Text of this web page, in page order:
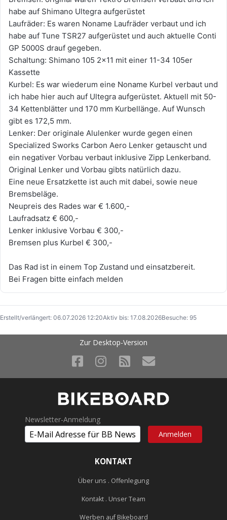
habe auf Shimano Ultegra aufgerüstet
Laufräder: Es waren Noname Laufräder verbaut und ich
habe auf Tune TSR27 aufgerüstet und auch aktuelle Conti
GP 5000S drauf gegeben.
Schaltung: Shimano 105 2x11 mit einer 11-34 105er
Kassette
Kurbel: Es war wiederum eine Noname Kurbel verbaut und
ich habe hier auch auf Ultegra aufgerüstet. Aktuell mit 50-
34 Kettenblätter und 170 mm Kurbellänge. Auf Wunsch
gibt es 172,5 mm.
Lenker: Der originale Alulenker wurde gegen einen
Specialized Sworks Carbon Aero Lenker getauscht und
ein negativer Vorbau verbaut inklusive Zipp Lenkerband.
Original Lenker und Vorbau gibts natürlich dazu.
Eine neue Ersatzkette ist auch mit dabei, sowie neue
Bremsbeläge.
Neupreis des Rades war € 1.600,-
Laufradsatz € 600,-
Lenker inklusive Vorbau € 300,-
Bremsen plus Kurbel € 300,-
Das Rad ist in einem Top Zustand und einsatzbereit.
Bei Fragen bitte einfach melden
Erstellt/verlängert: 06.07.2026 12:20Aktiv bis: 17.08.2026Besuche: 95
Zur Desktop-Version
Newsletter-Anmeldung
KONTAKT
Über uns . Offenlegung
Kontakt . Unser Team
Werben auf Bikeboard